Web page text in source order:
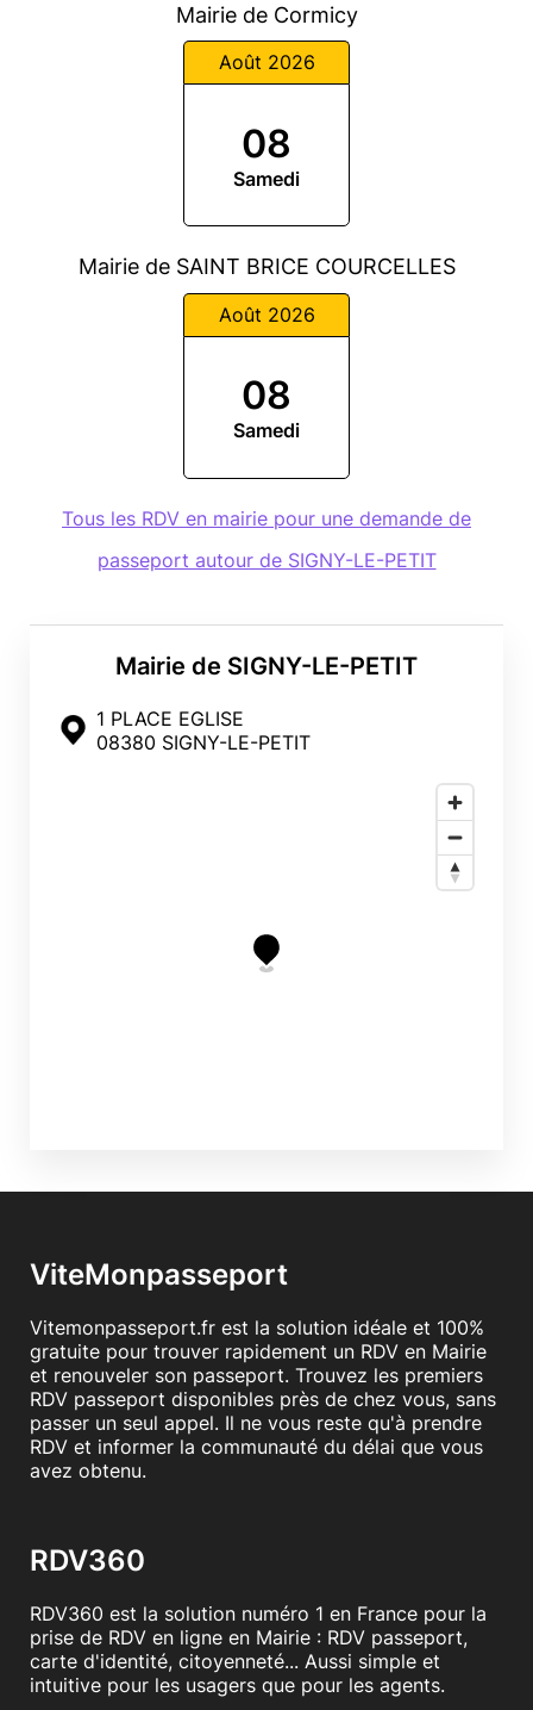
Mairie de SIGNY-LE-PETIT
1 PLACE EGLISE
08380 SIGNY-LE-PETIT
Mairie de Cormicy
Août 2026
08
Samedi
Mairie de SAINT BRICE COURCELLES
Août 2026
08
Samedi
Tous les RDV en mairie pour une demande de
passeport autour de SIGNY-LE-PETIT
ViteMonpasseport
Vitemonpasseport.fr est la solution idéale et 100%
gratuite pour trouver rapidement un RDV en Mairie
et renouveler son passeport. Trouvez les premiers
RDV passeport disponibles près de chez vous, sans
passer un seul appel. Il ne vous reste qu'à prendre
RDV et informer la communauté du délai que vous
avez obtenu.
RDV360
RDV360 est la solution numéro 1 en France pour la
prise de RDV en ligne en Mairie : RDV passeport,
carte d'identité, citoyenneté... Aussi simple et
intuitive pour les usagers que pour les agents.